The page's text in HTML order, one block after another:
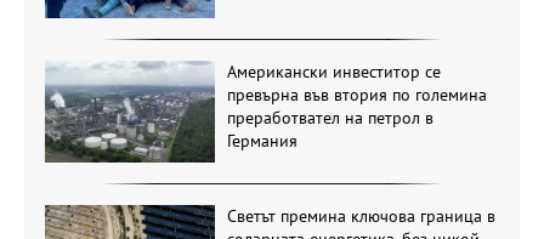
Американски инвеститор се
превърна във втория по големина
преработвател на петрол в
Германия
Светът премина ключова граница в